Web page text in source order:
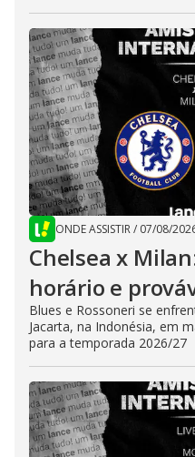
ONDE ASSISTIR/ 07/08/
Chelsea x
horário e
Blues e Rossoneri se
Jacarta, na Indonésia, em
para a temporada 2026/27